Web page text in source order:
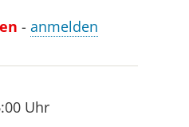
- anmelden
Uhr